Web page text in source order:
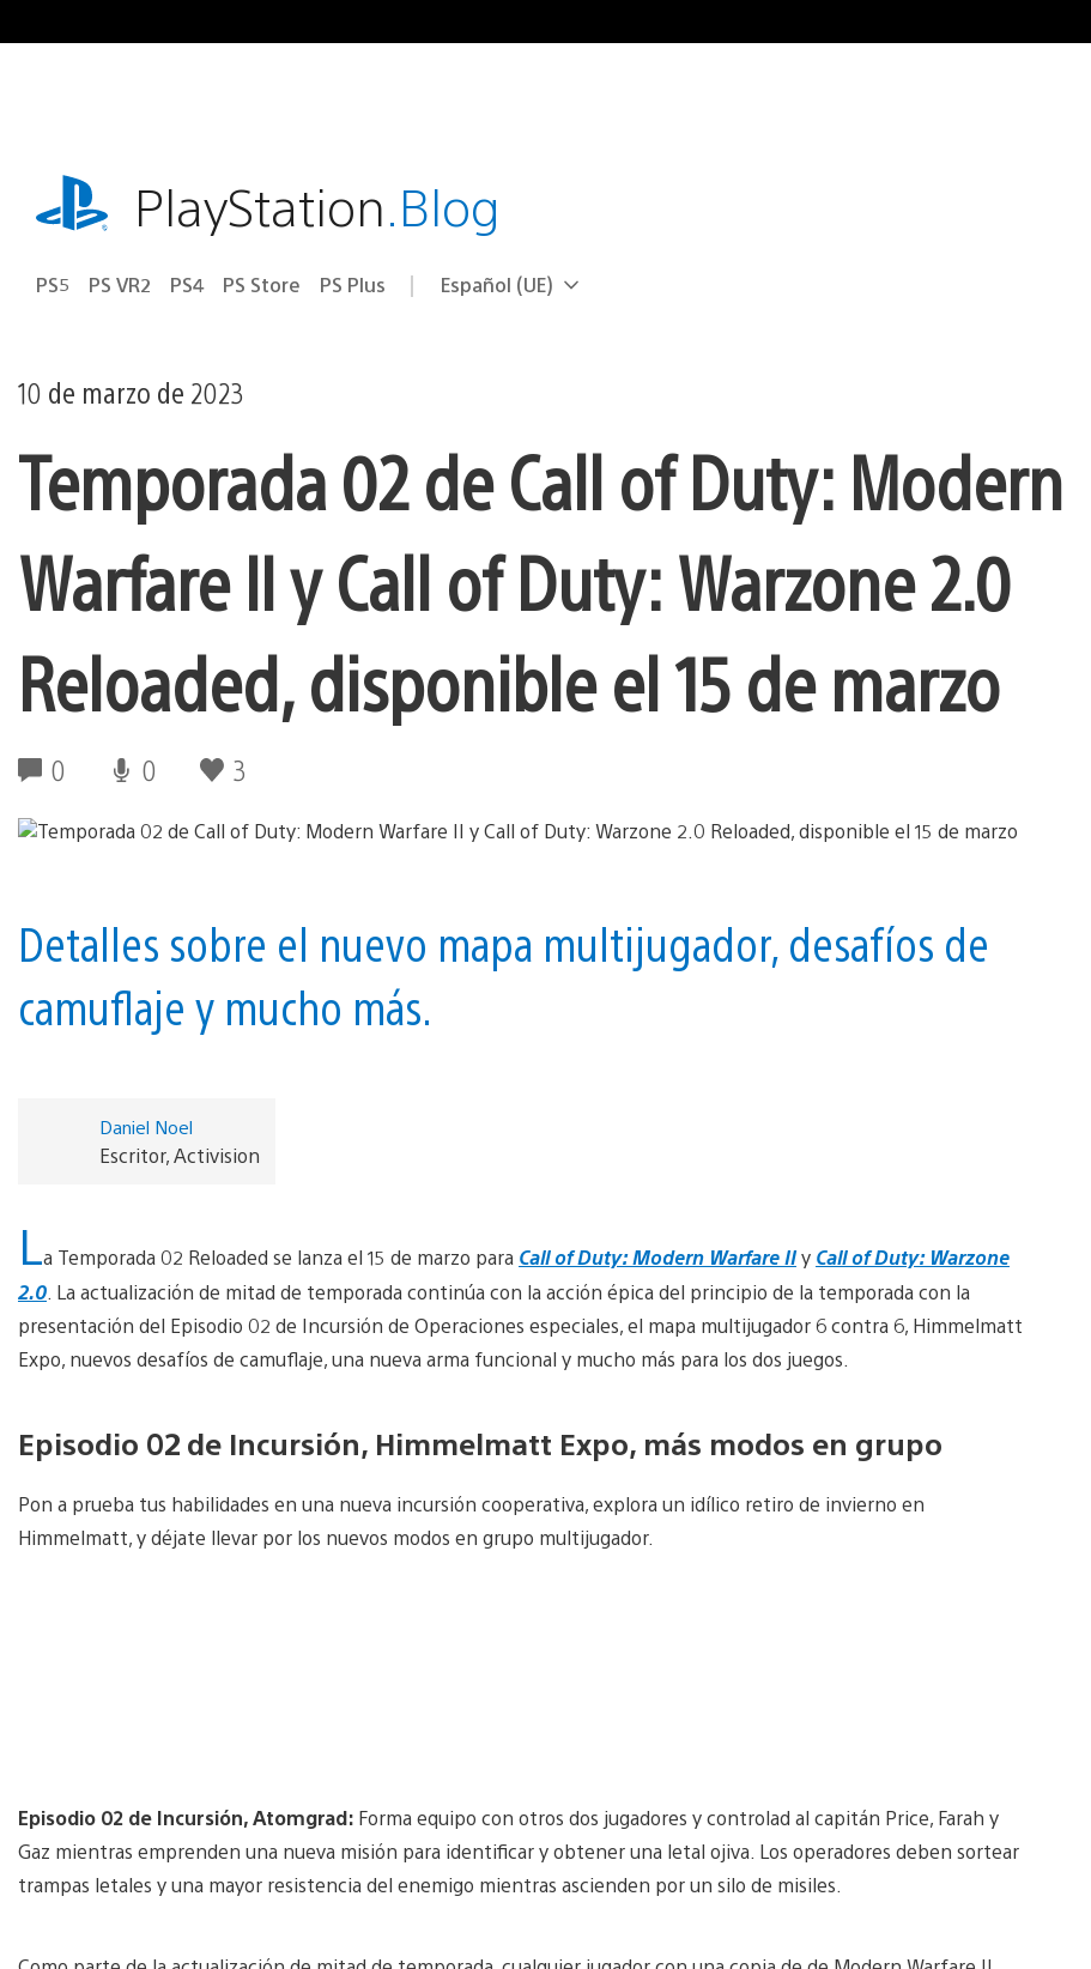
al
playstation.comPlayStation.Blog
PS5 PS VR2 PS4 PS Store PS Plus Selecciona
Región
Español (UE)
10 de marzo de 2023
Temporada 02 de Call of Duty: Modern
Warfare II y Call of Duty: Warzone 2.0
Reloaded, disponible el 15 de marzo
0 0 3
Detalles sobre el nuevo mapa multijugador, desafíos de
camuflaje y mucho más.
Daniel Noel
Escritor, Activision
La Temporada 02 Reloaded se lanza el 15 de marzo para Call of Duty: Modern Warfare IIy Call of Duty: Warzone
2.0 . La actualización de mitad de temporada continúa con la acción épica del principio de la temporada con la
presentación del Episodio 02 de Incursión de Operaciones especiales, el mapa multijugador 6 contra 6, Himmelmatt
Expo, nuevos desafíos de camuflaje, una nueva arma funcional y mucho más para los dos juegos.
Episodio 02 de Incursión, Himmelmatt Expo, más modos en grupo
Pon a prueba tus habilidades en una nueva incursión cooperativa, explora un idílico retiro de invierno en
Himmelmatt, y déjate llevar por los nuevos modos en grupo multijugador.
Episodio 02 de Incursión, Atomgrad: Forma equipo con otros dos jugadores y controlad al capitán Price, Farah y
Gaz mientras emprenden una nueva misión para identificar y obtener una letal ojiva. Los operadores deben sortear
trampas letales y una mayor resistencia del enemigo mientras ascienden por un silo de misiles.